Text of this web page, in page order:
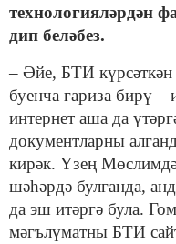
технологияләрдән
дип беләбез.
– Әйе, БТИ күрсәткән
буенча гариза
интернет аша да
документларны
кирәк. Үзең
шәһәрдә булганда,
да эш итәргә була.
мәгълүматны БТИ